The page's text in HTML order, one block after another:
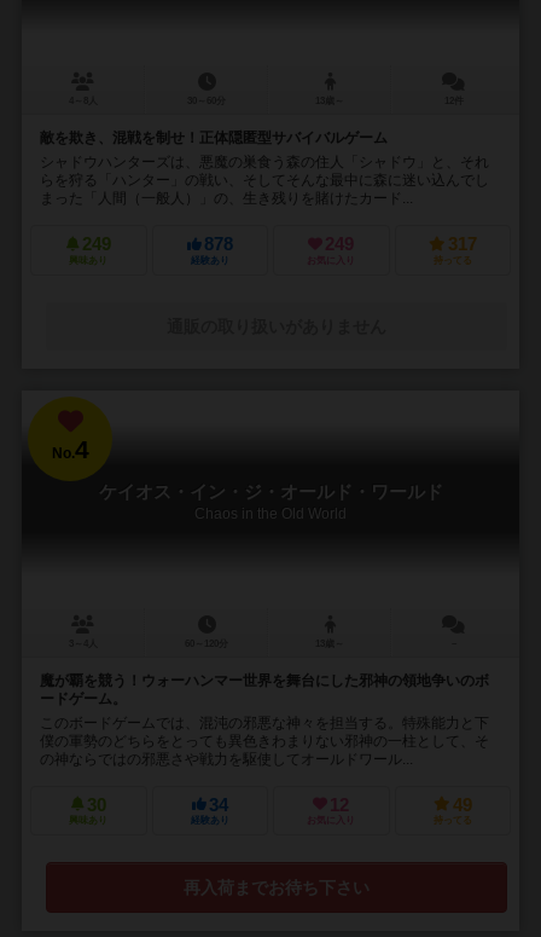
敵を欺き、混戦を制せ！正体隠匿型サバイバルゲーム
シャドウハンターズは、悪魔の巣食う森の住人「シャドウ」と、それ
らを狩る「ハンター」の戦い、そしてそんな最中に森に迷い込んでし
まった「人間（一般人）」の、生き残りを賭けたカード...
249
興味あり
878
経験あり
249
お気に入り
317
持ってる
No.4
ケイオス・イン・ジ・オールド・ワールド
Chaos in the Old World
魔が覇を競う！ウォーハンマー世界を舞台にした邪神の領地争いのボ
ードゲーム。
このボードゲームでは、混沌の邪悪な神々を担当する。特殊能力と下
僕の軍勢のどちらをとっても異色きわまりない邪神の一柱として、そ
の神ならではの邪悪さや戦力を駆使してオールドワール...
30
興味あり
34
経験あり
12
お気に入り
49
持ってる
再入荷までお待ち下さい